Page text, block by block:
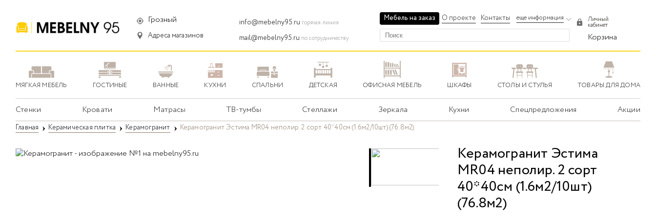
Грозный
Адреса магазинов
info@mebelny95.ru горячая линия
mail@mebelny95.ru по сотрудничеству
Мебель на заказ О проекте Контакты еще информация Личный
кабинет
Корзина
МЯГКАЯ МЕБЕЛЬ ГОСТИНЫЕ ВАННЫЕ КУХНИ СПАЛЬНИ ДЕТСКАЯ ОФИСНАЯ МЕБЕЛЬ ШКАФЫ СТОЛЫ И СТУЛЬЯ ТОВАРЫ ДЛЯ ДОМА
Стенки Кровати Матрасы ТВ-тумбы Стеллажи Зеркала Кухни Спецпредложения Акции
Главная Керамическая плитка Керамогранит Керамогранит Эстима MR04 неполир. 2 сорт 40*40см (1.6м2/10шт) (76.8м2)
Керамогранит Эстима
MR04 неполир. 2 сорт
40*40см (1.6м2/10шт)
(76.8м2)